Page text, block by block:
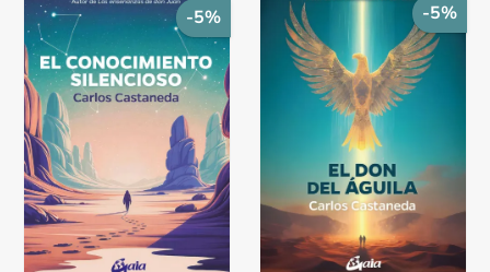
-5% -5%